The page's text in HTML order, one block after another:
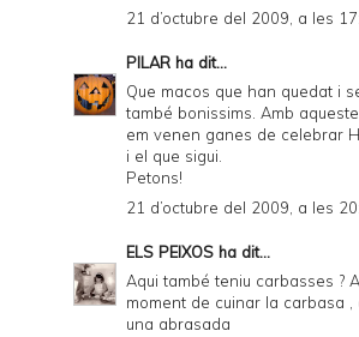
21 d’octubre del 2009, a les
PILAR ha dit...
Que macos que han quedat i
també bonissims. Amb
em venen ganes de celebrar
i el que sigui.
Petons!
21 d’octubre del 2009, a les
ELS PEIXOS ha dit...
Aqui també teniu carbasses ?
moment de cuinar la carbasa ,
una abrasada